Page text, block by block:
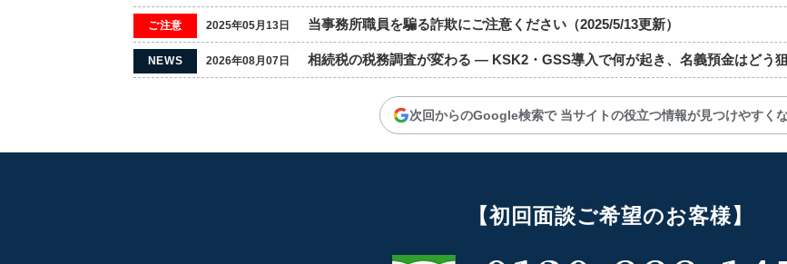
ご注意 2025年05月13日 当事務所職員を騙る詐欺にご注意ください（2025/5/13更新）
NEWS 2026年08月07日 相続税の税務調査が変わる ― KSK2・GSS導入で何が起き、名義預金はどう
次回からのGoogle検索で当サイトの役立つ情報が見つけやすく
【初回面談ご希望のお客様】